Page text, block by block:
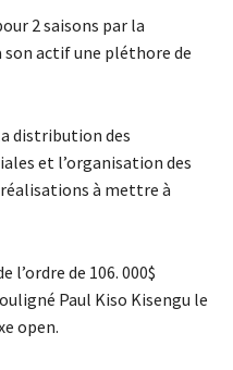
2 saisons par la
actif une pléthore de
distribution des
et l’organisation des
à mettre à
l’ordre de 106. 000$
Paul Kiso Kisengu le
open.